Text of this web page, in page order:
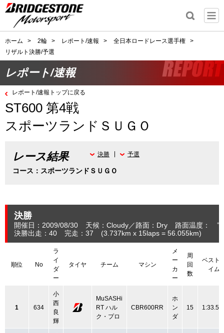
ホーム > 2輪 > レポート/速報 > 全日本ロードレース選手権
>
リザルト決勝/予選
レポート/速報
レポート/速報トップに戻る
ST600 第4戦
スポーツランドＳＵＧＯ
レース結果
コース：スポーツランドＳＵＧＯ
決勝 予選
決勝
開催日：2009/08/30 天候：Cloudy 路面：Dry
路面温度：
決勝出走：40
完走：37 (3.737km x 15laps = 56.055km)
順位 No
ラ
イ
ダ
ー
タイヤ チーム マシン
メ
ー
カ
ー
周
回
数
ベスト
イム
1 634
小
西
良
輝
MuSASHi
RT ハル
ク・プロ
CBR600RR
ホ
ン
ダ
15